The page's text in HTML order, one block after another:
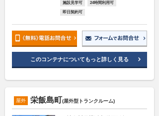
施設見学可 24時間利用可
即日契約可
このコンテナについてもっと詳しく見る
屋外 栄飯島町(屋外型トランクルーム)